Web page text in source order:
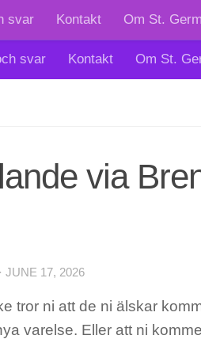
svar Kontakt Om St.
svar Kontakt Om St.
via
· JUNE 17, 2026
tror ni att de ni älskar
varelse. Eller att ni